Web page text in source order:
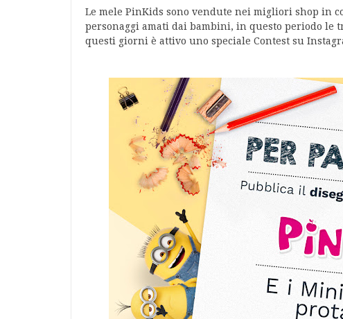
Le mele PinKids sono vendute nei migliori shop in
personaggi amati dai bambini, in questo periodo le
questi giorni è attivo uno speciale Contest su